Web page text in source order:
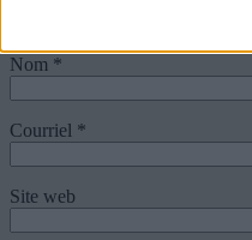
Nom *
Courriel *
Site web